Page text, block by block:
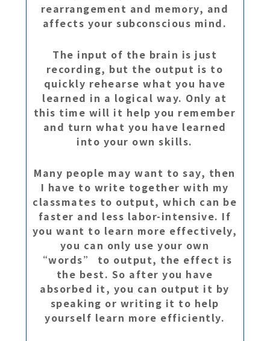
rearrangement and memory, and
affects your subconscious mind.
The input of the brain is just
recording, but the output is to
quickly rehearse what you have
learned in a logical way. Only at
this time will it help you remember
and turn what you have learned
into your own skills.
Many people may want to say, then
I have to write together with my
classmates to output, which can be
faster and less labor-intensive. If
you want to learn more effectively,
you can only use your own
“words” to output, the effect is
the best. So after you have
absorbed it, you can output it by
speaking or writing it to help
yourself learn more efficiently.